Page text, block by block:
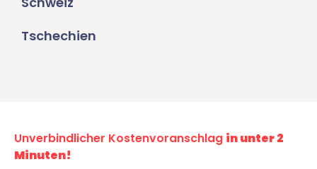
Tschechien
Unverbindlicher Kostenvoranschlag in unter 2
Minuten!